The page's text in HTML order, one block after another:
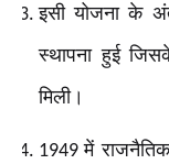
इसी योजना के
स्थापना हुई
मिली।
1949में